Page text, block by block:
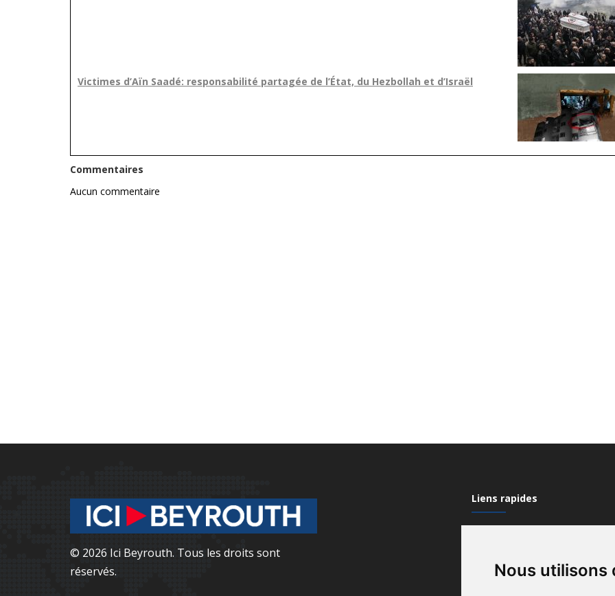
Nous utilisons
Victimes d’Aïn Saadé: responsabilité partagée de l’État, du Hezbollah et d’Israël
Commentaires
Aucun commentaire
© 2026 Ici Beyrouth. Tous les droits sont
réservés.
Liens rapides
Contactez-nous